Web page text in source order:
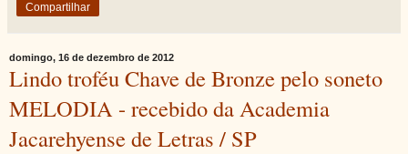
Compartilhar
domingo, 16 de dezembro de 2012
Lindo troféu Chave de Bronze pelo soneto
MELODIA - recebido da Academia
Jacarehyense de Letras / SP